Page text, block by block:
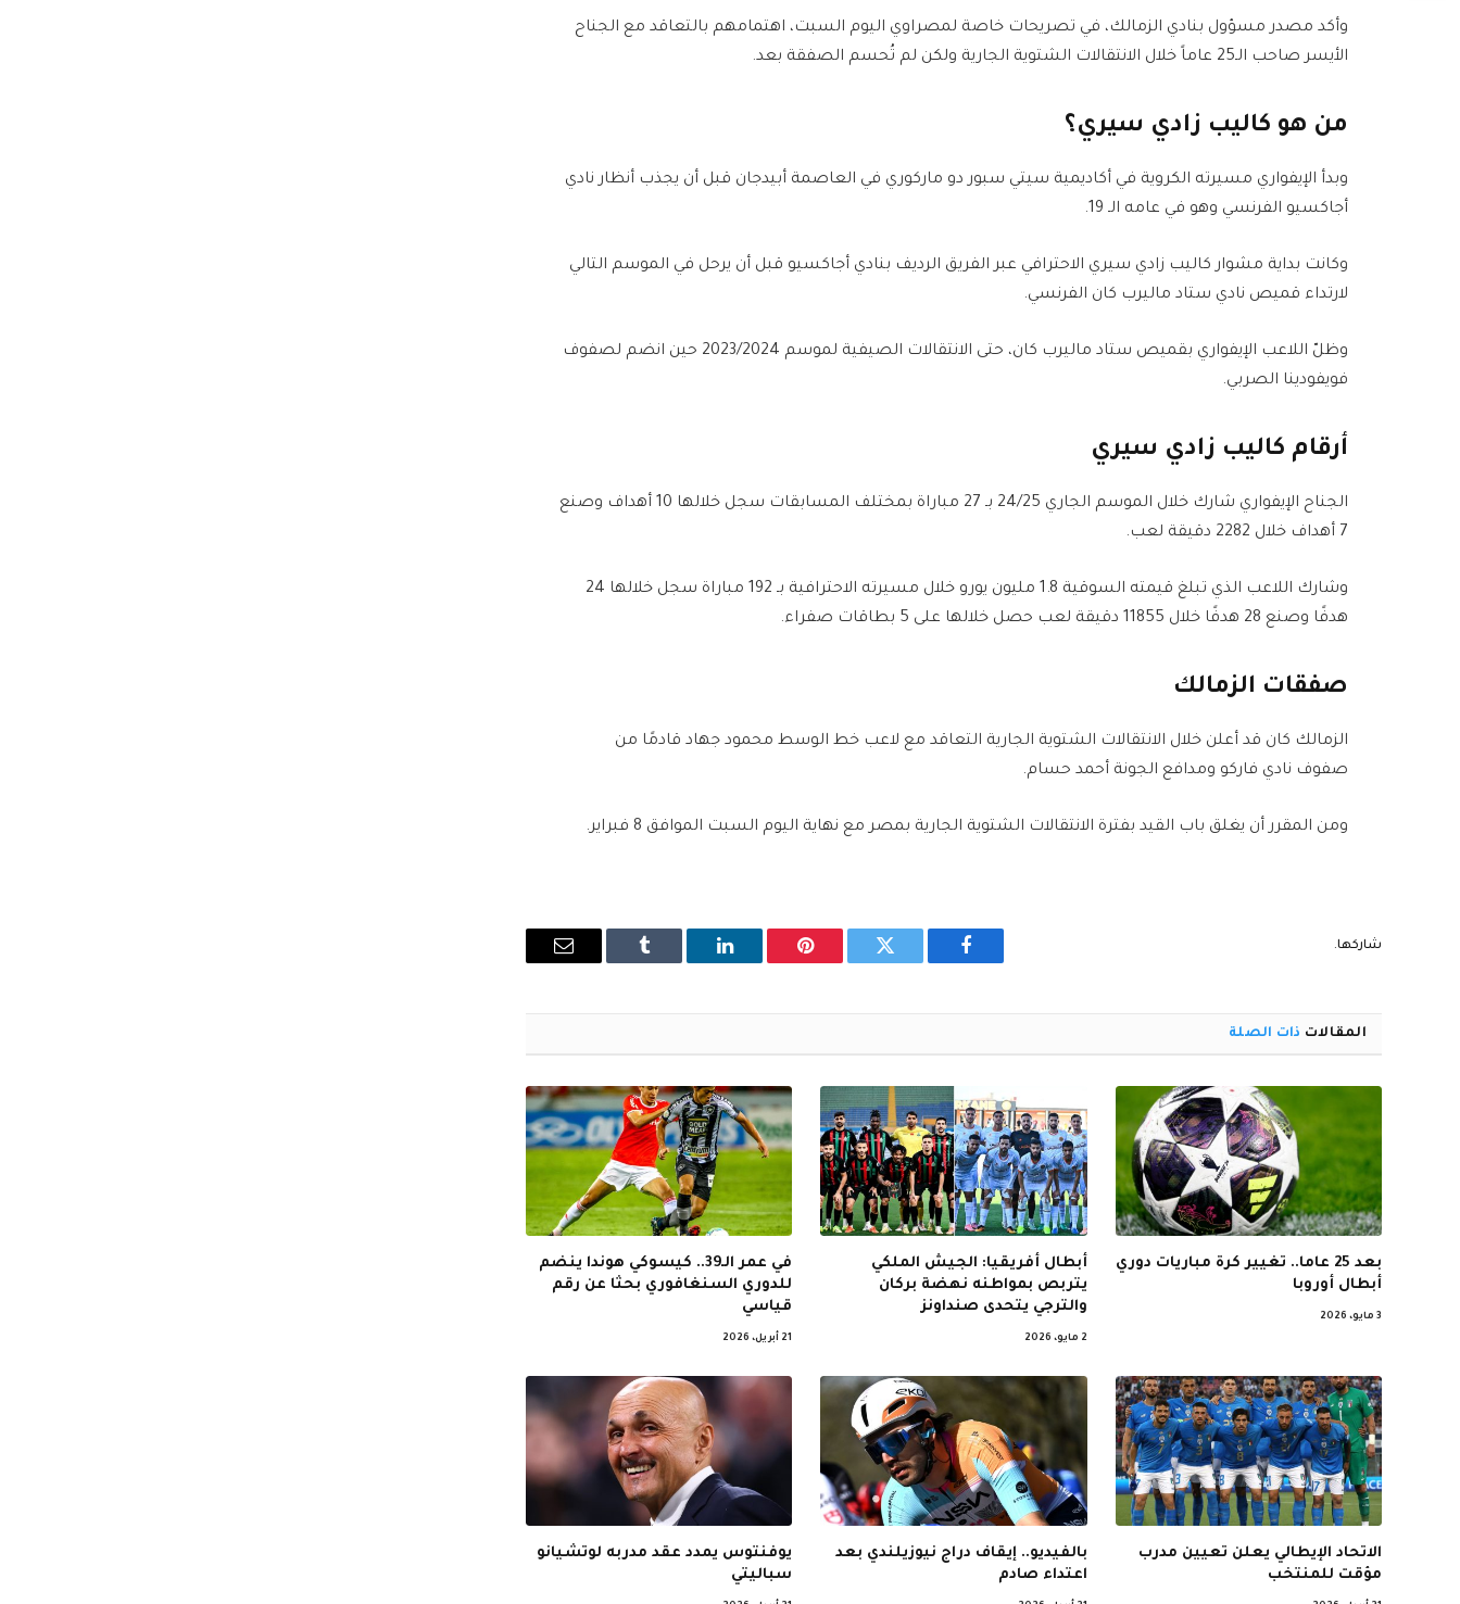
وأكد مصدر مسؤول بنادي الزمالك، في تصريحات خاصة لمصراوي اليوم السبت، اهتمامهم بالتعاقد مع الجناح
الأيسر صاحب الـ25 عاماً خلال الانتقالات الشتوية الجارية ولكن لم تُحسم الصفقة بعد.
من هو كاليب زادي سيري؟
وبدأ الإيفواري مسيرته الكروية في أكاديمية سيتي سبور دو ماركوري في العاصمة أبيدجان قبل أن يجذب أنظار نادي
أجاكسيو الفرنسي وهو في عامه الـ 19.
وكانت بداية مشوار كاليب زادي سيري الاحترافي عبر الفريق الرديف بنادي أجاكسيو قبل أن يرحل في الموسم التالي
لارتداء قميص نادي ستاد ماليرب كان الفرنسي.
وظلّ اللاعب الإيفواري بقميص ستاد ماليرب كان، حتى الانتقالات الصيفية لموسم 2023/2024 حين انضم لصفوف
فويفودينا الصربي.
أرقام كاليب زادي سيري
الجناح الإيفواري شارك خلال الموسم الجاري 24/25 بـ 27 مباراة بمختلف المسابقات سجل خلالها 10 أهداف وصنع
7 أهداف خلال 2282 دقيقة لعب.
وشارك اللاعب الذي تبلغ قيمته السوقية 1.8 مليون يورو خلال مسيرته الاحترافية بـ 192 مباراة سجل خلالها 24
هدفًا وصنع 28 هدفًا خلال 11855 دقيقة لعب حصل خلالها على 5 بطاقات صفراء.
صفقات الزمالك
الزمالك كان قد أعلن خلال الانتقالات الشتوية الجارية التعاقد مع لاعب خط الوسط محمود جهاد قادمًا من
صفوف نادي فاركو ومدافع الجونة أحمد حسام.
ومن المقرر أن يغلق باب القيد بفترة الانتقالات الشتوية الجارية بمصر مع نهاية اليوم السبت الموافق 8 فبراير.
شاركها.
فيسبوك تويتر بينتيريستلينكدإن Tumblr
البريد
المقالات ذات الصلة
بعد 25 عاما.. تغيير كرة مباريات دوري
أبطال أوروبا
3 مايو، 2026
أبطال أفريقيا: الجيش الملكي
يتربص بمواطنه نهضة بركان
والترجي يتحدى صنداونز
2 مايو، 2026
في عمر الـ39.. كيسوكي هوندا ينضم
للدوري السنغافوري بحثا عن رقم
قياسي
21 أبريل، 2026
الاتحاد الإيطالي يعلن تعيين مدرب
مؤقت للمنتخب
بالفيديو.. إيقاف دراج نيوزيلندي بعد
اعتداء صادم
يوفنتوس يمدد عقد مدربه لوتشيانو
سباليتي